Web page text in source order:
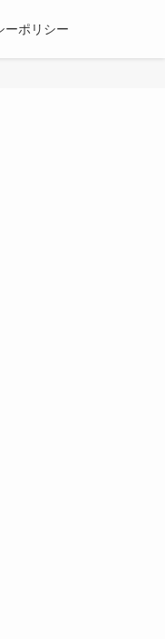
ーポリシー